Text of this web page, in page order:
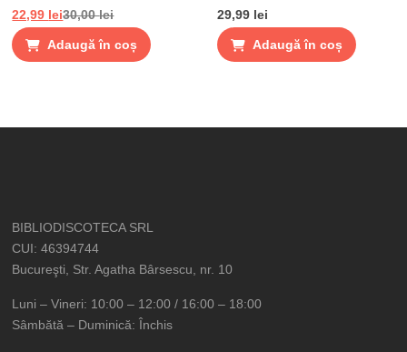
de gusturi, stari si
gustari
30,00lei
22,99 lei
Adaugă în coș
29,99 lei
Adaugă în coș
BIBLIODISCOTECA SRL
CUI: 46394744
Bucureşti, Str. Agatha Bârsescu, nr. 10
Luni – Vineri: 10:00 – 12:00 / 16:00 – 18:00
Sâmbătă – Duminică: Închis